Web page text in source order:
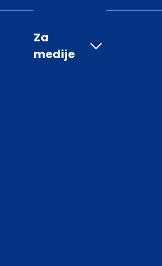
Za
medije